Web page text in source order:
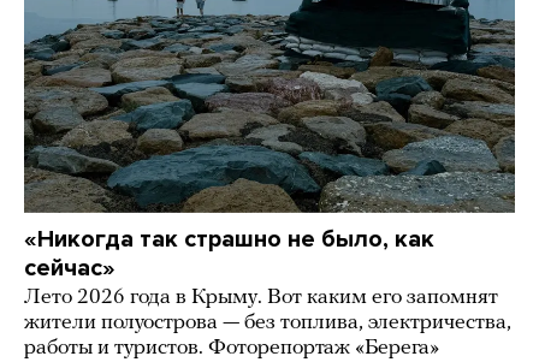
«Никогда так страшно не было, как
сейчас»
Лето 2026 года в Крыму. Вот каким его запомнят
жители полуострова — без топлива, электричества,
работы и туристов. Фоторепортаж «Берега»